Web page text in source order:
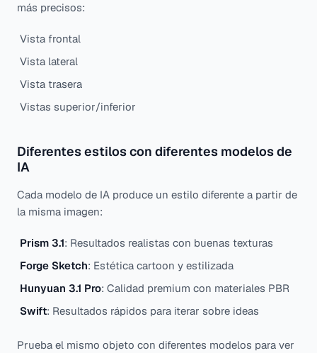
más precisos:
Vista frontal
Vista lateral
Vista trasera
Vistas superior/inferior
Diferentes estilos con diferentes modelos de
IA
Cada modelo de IA produce un estilo diferente a partir de
la misma imagen:
Prism 3.1: Resultados realistas con buenas texturas
Forge Sketch: Estética cartoon y estilizada
Hunyuan 3.1 Pro: Calidad premium con materiales PBR
Swift: Resultados rápidos para iterar sobre ideas
Prueba el mismo objeto con diferentes modelos para ver